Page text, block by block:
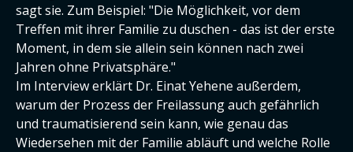
sagt sie. Zum Beispiel: "Die Möglichkeit, vor dem
Treffen mit ihrer Familie zu duschen - das ist der erste
Moment, in dem sie allein sein können nach zwei
Jahren ohne Privatsphäre."
Im Interview erklärt Dr. Einat Yehene außerdem,
warum der Prozess der Freilassung auch gefährlich
und traumatisierend sein kann, wie genau das
Wiedersehen mit der Familie abläuft und welche Rolle